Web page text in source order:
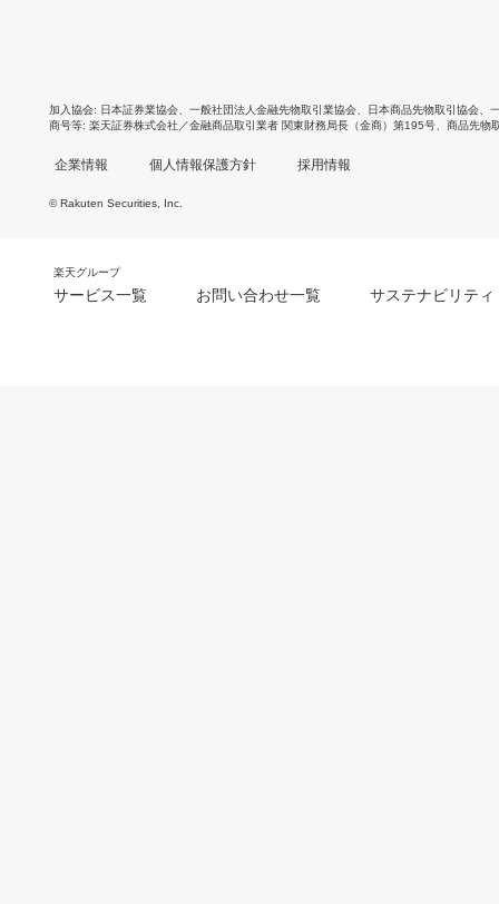
加入協会 日本証券業協会 一般社団法人金融先物取引業協会 日本商品先物取引協会
商号等 楽天証券株式会社／金融商品取引業者 関東財務局長（金商）第195号、商品先物
企業情報 個人情報保護方針 採用情報
© Rakuten Securities, Inc.
楽天グループ
サービス一覧 お問い合わせ一覧 サステナビリティ